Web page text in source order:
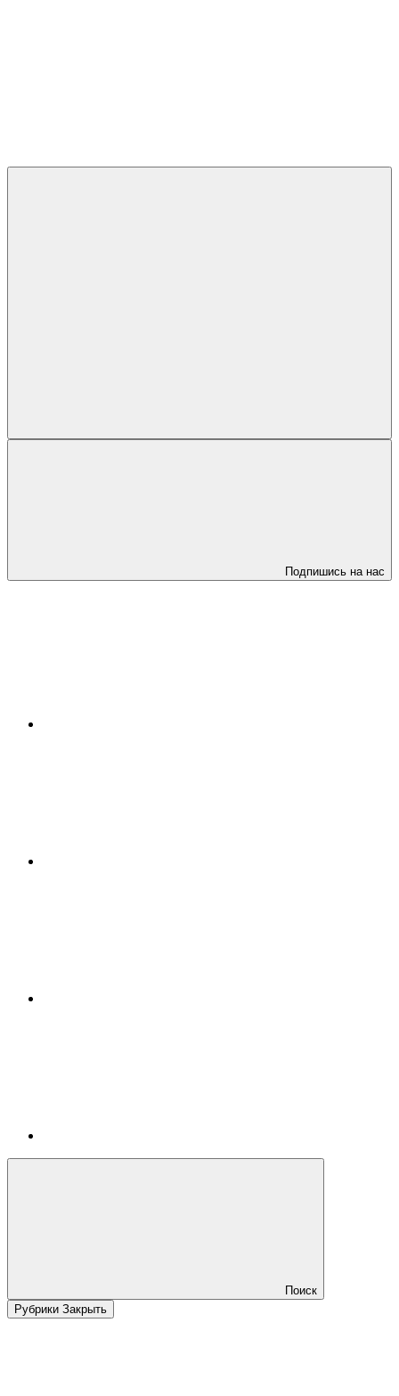
Подпишись на нас
Поиск
Рубрики Закрыть